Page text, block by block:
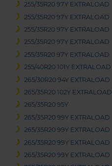
255/35R20 97Y EXTRALOAD
255/35R20 97Y EXTRALOAD
255/35R20 97Y EXTRALOAD
255/35R20 97Y EXTRALOAD
255/35R20 97Y EXTRALOAD
255/40R20 101Y EXTRALOAD
265/30R20 94Y EXTRALOAD
265/35R20 102Y EXTRALOAD
265/35R20 95Y
265/35R20 99Y EXTRALOAD
265/35R20 99Y EXTRALOAD
265/35R20 99Y EXTRALOAD
265/35R20 99Y EXTRALOAD